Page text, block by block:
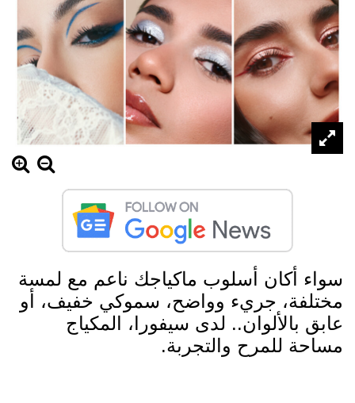
سواء أكان أسلوب ماكياجك ناعم مع لمسة
مختلفة، جريء وواضح، سموكي خفيف، أو
عابق بالألوان.. لدى سيفورا، المكياج
مساحة للمرح والتجربة.